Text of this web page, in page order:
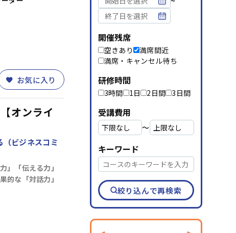
お気に入り
オンライ
ビジネスコミ
」「伝える力」
的な「対話力」
開催残席
空きあり
満席間近
満席・キャンセル待ち
研修時間
3時間 1日 2日間 3日間
受講費用
〜
キーワード
絞り込んで再検索